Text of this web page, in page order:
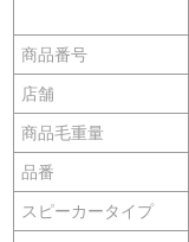
商品番号
店舗
商品毛重量
品番
スピーカータイプ